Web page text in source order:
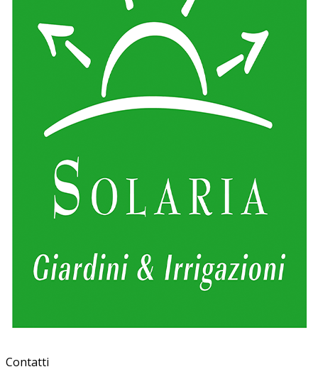
Contatti